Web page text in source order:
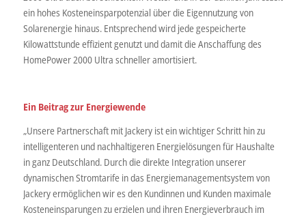
ein hohes Kosteneinsparpotenzial über die Eigennutzung von
Solarenergie hinaus. Entsprechend wird jede gespeicherte
Kilowattstunde effizient genutzt und damit die Anschaffung des
HomePower 2000 Ultra schneller amortisiert.
Ein Beitrag zur Energiewende
„Unsere Partnerschaft mit Jackery ist ein wichtiger Schritt hin zu
intelligenteren und nachhaltigeren Energielösungen für Haushalte
in ganz Deutschland. Durch die direkte Integration unserer
dynamischen Stromtarife in das Energiemanagementsystem von
Jackery ermöglichen wir es den Kundinnen und Kunden maximale
Kosteneinsparungen zu erzielen und ihren Energieverbrauch im